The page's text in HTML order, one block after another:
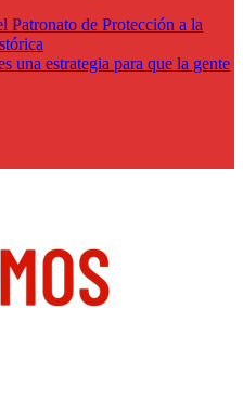
Patronato de Protección a la
una estrategia para que la gente